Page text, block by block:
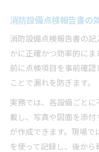
消防設備点検報告書の
消防設備点検報告書の
かに正確かつ効率的に
前に点検項目を事前確
ことで漏れを防ぎます。
実務では、各設備ごと
載し、写真や図面を添
が作成できます。現場
を使って記録し、後か